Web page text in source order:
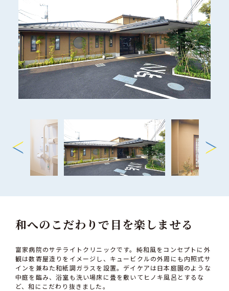
和へのこだわりで目を楽しませる
富家病院のサテライトクリニックです。純和風をコンセプトに外
観は数寄屋造りをイメージし、キュービクルの外周にも内照式サ
インを兼ねた和紙調ガラスを設置。デイケアは日本庭園のような
中庭を臨み、浴室も洗い場床に畳を敷いてヒノキ風呂とするな
ど、和にこだわり抜きました。